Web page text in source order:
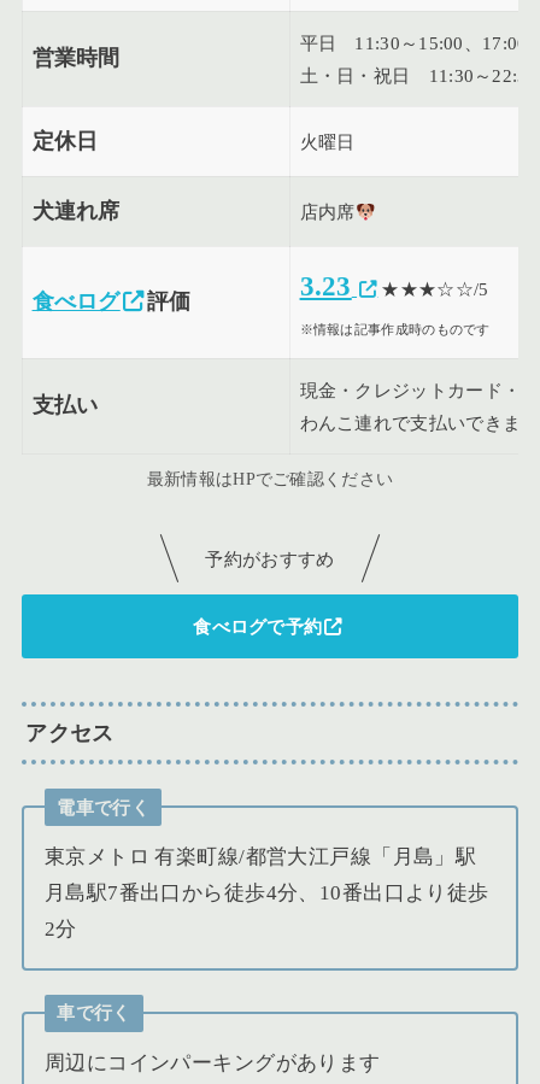
営業時間
平日 11:30～15:00、17:00
土・日・祝日 11:30～22:30
定休日 火曜日
犬連れ席 店内席
食べログ 評価 3.23 ★★★☆☆/5
※情報は記事作成時のものです
支払い
現金・クレジットカード・
わんこ連れで支払いできます
最新情報はHPでご確認ください
予約がおすすめ
食べログで予約
アクセス
電車で行く
東京メトロ 有楽町線/都営大江戸線「月島」駅
月島駅7番出口から徒歩4分、10番出口より徒歩
2分
車で行く
周辺にコインパーキングがあります